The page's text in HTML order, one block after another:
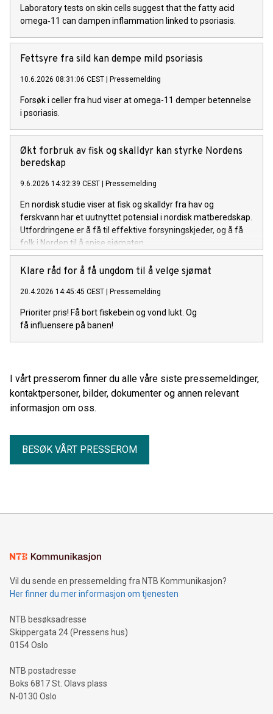
Laboratory tests on skin cells suggest that the fatty acid
omega‑11 can dampen inflammation linked to psoriasis.
Fettsyre fra sild kan dempe mild psoriasis
10.6.2026 08:31:06 CEST Pressemelding
Forsøk i celler fra hud viser at omega-11 demper betennelse
i psoriasis.
Økt forbruk av fisk og skalldyr kan styrke Nordens
beredskap
9.6.2026 14:32:39 CEST Pressemelding
En nordisk studie viser at fisk og skalldyr fra hav og
ferskvann har et uutnyttet potensial i nordisk matberedskap.
Utfordringene er å få til effektive forsyningskjeder, og å få
folk i Norden til å spise sjømaten.
Klare råd for å få ungdom til å velge sjømat
20.4.2026 14:45:45 CEST Pressemelding
Prioriter pris! Få bort fiskebein og vond lukt. Og
få influensere på banen!
I vårt presserom finner du alle våre siste pressemeldinger,
kontaktpersoner, bilder, dokumenter og annen relevant
informasjon om oss.
BESØK VÅRT PRESSEROM
Vil du sende en pressemelding fra NTB Kommunikasjon?
Her finner du mer informasjon om tjenesten
NTB besøksadresse
Skippergata 24 (Pressens hus)
0154 Oslo
NTB postadresse
Boks 6817 St. Olavs plass
N-0130 Oslo